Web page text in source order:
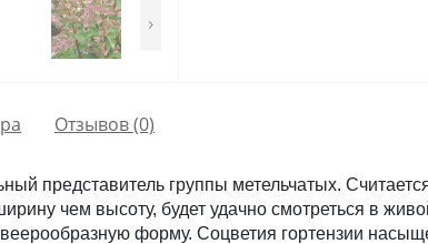
›
Отзывов (0)
представитель группы метельчатых.
чем высоту, будет удачно смотреться в
форму. Соцветия гортензии